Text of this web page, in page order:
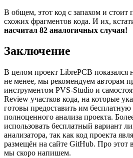
В общем, этот код с запахом и стоит
схожих фрагментов кода. И их,
насчитал 82 аналогичных случая!
Заключение
В целом проект LibrePCB показался
не менее, мы рекомендуем авторам
инструментом PVS-Studio и
Review участков кода, на которые
готовы предоставить им
полноценного анализа проекта.
использовать бесплатный вариант
анализатора, так как код проекта
размещён на сайте GitHub. Про этот
мы скоро напишем.